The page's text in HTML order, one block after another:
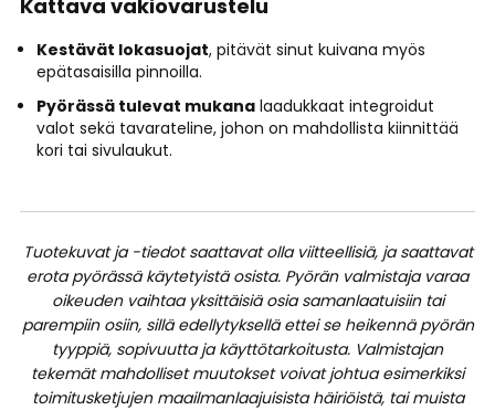
Kattava vakiovarustelu
Kestävät lokasuojat, pitävät sinut kuivana myös
epätasaisilla pinnoilla.
Pyörässä tulevat mukana laadukkaat integroidut
valot sekä tavarateline, johon on mahdollista kiinnittää
kori tai sivulaukut.
Tuotekuvat ja -tiedot saattavat olla viitteellisiä, ja saattavat
erota pyörässä käytetyistä osista. Pyörän valmistaja varaa
oikeuden vaihtaa yksittäisiä osia samanlaatuisiin tai
parempiin osiin, sillä edellytyksellä ettei se heikennä pyörän
tyyppiä, sopivuutta ja käyttötarkoitusta. Valmistajan
tekemät mahdolliset muutokset voivat johtua esimerkiksi
toimitusketjujen maailmanlaajuisista häiriöistä, tai muista